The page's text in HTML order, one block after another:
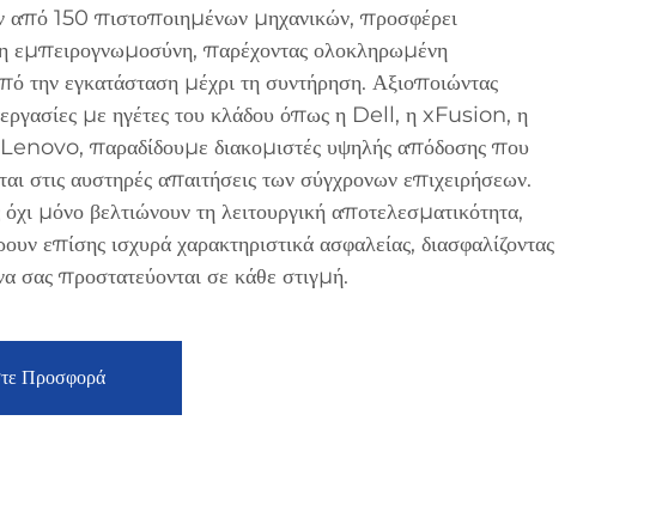
από 150 πιστοποιημένων μηχανικών, προσφέρει
εμπειρογνωμοσύνη, παρέχοντας ολοκληρωμένη
την εγκατάσταση μέχρι τη συντήρηση. Αξιοποιώντας
με ηγέτες του κλάδου όπως η Dell, η xFusion, η
παραδίδουμε διακομιστές υψηλής απόδοσης που
στις αυστηρές απαιτήσεις των σύγχρονων επιχειρήσεων.
μόνο βελτιώνουν τη λειτουργική αποτελεσματικότητα,
επίσης ισχυρά χαρακτηριστικά ασφαλείας, διασφαλίζοντας
σας προστατεύονται σε κάθε στιγμή.
Προσφορά